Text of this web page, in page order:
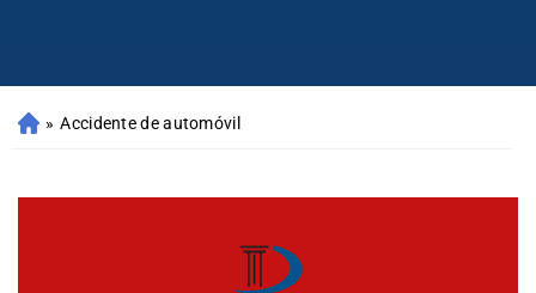
» Accidente de automóvil